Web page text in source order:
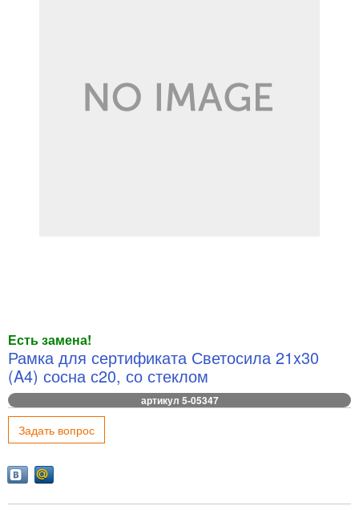
Есть замена!
Рамка для сертификата Светосила 21x30
(A4) сосна с20, со стеклом
артикул 5-05347
Задать вопрос